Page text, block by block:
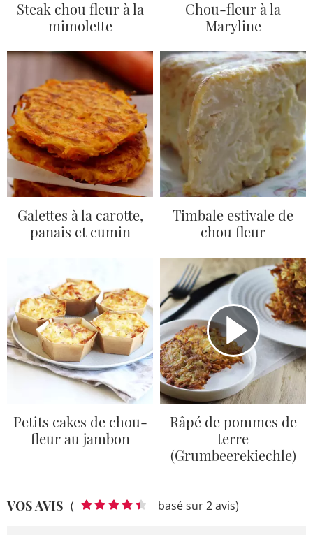
Steak chou fleur à la
mimolette
Chou-fleur à la
Maryline
Galettes à la carotte,
panais et cumin
Timbale estivale de
chou fleur
Petits cakes de chou-
fleur au jambon
Râpé de pommes de
terre
(Grumbeerekiechle)
VOS AVIS ( basé sur 2 avis)